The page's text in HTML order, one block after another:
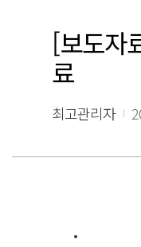
[보도자
료
최고관리자